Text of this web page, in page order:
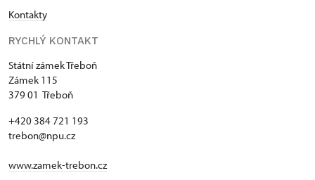
Kontakty
RYCHLÝ KONTAKT
Státní zámek Třeboň
Zámek 115
379 01 Třeboň
+420 384 721 193
trebon@npu.cz
www.zamek-trebon.cz